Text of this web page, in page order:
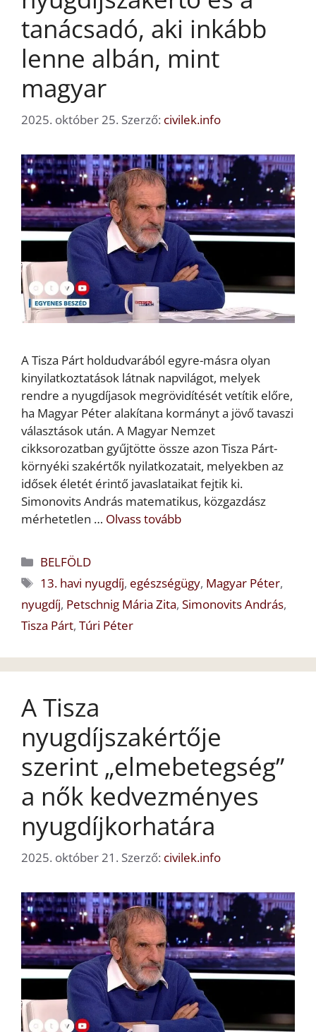
tanácsadó, aki inkább
lenne albán, mint
magyar
2025. október 25. Szerző: civilek.info
A Tisza Párt holdudvarából egyre-másra olyan
kinyilatkoztatások látnak napvilágot, melyek
rendre a nyugdíjasok megrövidítését vetítik előre,
ha Magyar Péter alakítana kormányt a jövő tavaszi
választások után. A Magyar Nemzet
cikksorozatban gyűjtötte össze azon Tisza Párt-
környéki szakértők nyilatkozatait, melyekben az
idősek életét érintő javaslataikat fejtik ki.
Simonovits András matematikus, közgazdász
mérhetetlen … Olvass tovább
Kategória
BELFÖLD
Címkék
13. havi nyugdíj, egészségügy, Magyar Péter,
nyugdíj, Petschnig Mária Zita, Simonovits András,
Tisza Párt, Túri Péter
A Tisza
nyugdíjszakértője
szerint „elmebetegség”
a nők kedvezményes
nyugdíjkorhatára
2025. október 21. Szerző: civilek.info